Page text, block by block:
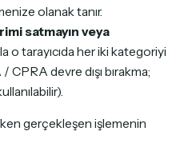
olanak tanır.
satmayın veya
o tarayıcıda her iki kategoriyi
/ CPRA devre dışı bırakma;
gerçekleşen işlemenin